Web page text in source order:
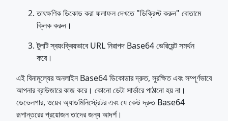
তাৎক্ষণিক ডিকোড করা ফলাফল দেখতে "ডিক্রিপ্ট করুন" বোতামে
ক্লিক করুন।
টুলটি স্বয়ংক্রিয়ভাবে URL নিরাপদ Base64 ভেরিয়েন্ট সমর্থন
করে।
এই বিনামূল্যের অনলাইন Base64 ডিকোডার দ্রুত, সুরক্ষিত এবং সম্পূর্ণভাবে
আপনার ব্রাউজারে কাজ করে। কোনো ডেটা সার্ভারে পাঠানো হয় না।
ডেভেলপার, ওয়েব অ্যাডমিনিস্ট্রেটর এবং যে কেউ দ্রুত Base64
রূপান্তরের প্রয়োজন তাদের জন্য আদর্শ।